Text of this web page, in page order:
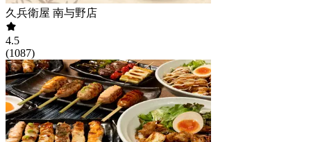
久兵衛屋 南与野店
4.5
(1087)